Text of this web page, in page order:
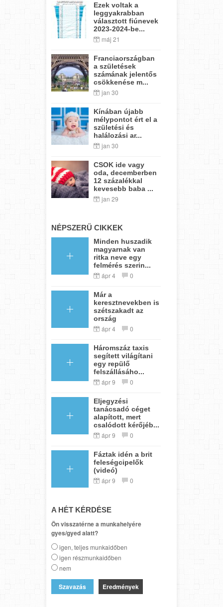
Ezek voltak a
leggyakrabban
választott fiúnevek
2023-2024-be...
máj 21
Franciaországban
a születések
számának jelentős
csökkenése m...
jan 30
Kínában újabb
mélypontot ért el a
születési és
halálozási ar...
jan 30
CSOK ide vagy
oda, decemberben
12 százalékkal
kevesebb baba ...
jan 29
NÉPSZERŰ CIKKEK
Minden huszadik
magyarnak van
ritka neve egy
felmérés szerin...
ápr 4 0
Már a
keresztnevekben is
szétszakadt az
ország
ápr 4 0
Háromszáz taxis
segített világítani
egy repülő
felszállásáho...
ápr 9 0
Eljegyzési
tanácsadó céget
alapított, mert
csalódott kérőjéb...
ápr 9 0
Fáztak idén a brit
feleségcipelők
(videó)
ápr 9 0
A HÉT KÉRDÉSE
Ön visszatérne a munkahelyére
gyes/gyed alatt?
igen, teljes munkaidőben
igen részmunkaidőben
nem
Eredmények